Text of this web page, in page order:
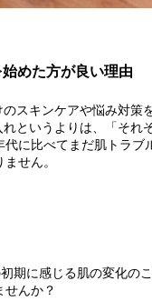
始めた方が良い理由
スキンケアや悩み対策
というよりは、「それ
に比べてまだ肌トラ
せん。
期に感じる肌の変化の
んか？